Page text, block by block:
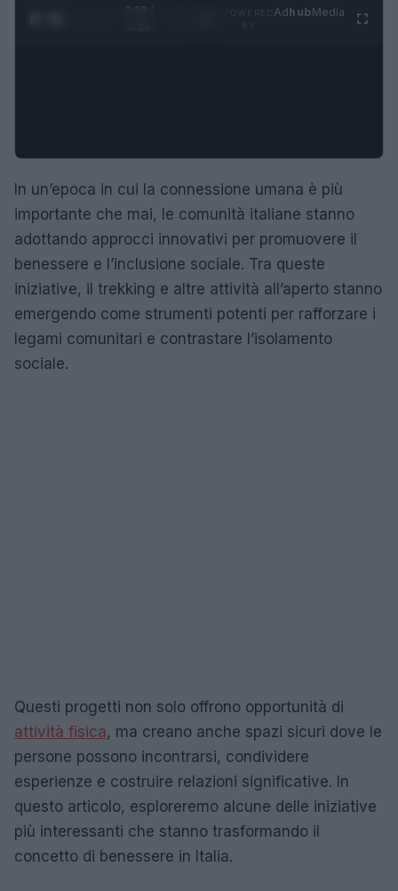
0:29 /
AdhubMedia
In un’epoca in cui la connessione umana è più
importante che mai, le comunità italiane stanno
adottando approcci innovativi per promuovere il
benessere e l’inclusione sociale. Tra queste
iniziative, il trekking e altre attività all’aperto stanno
emergendo come strumenti potenti per rafforzare i
legami comunitari e contrastare l’isolamento
sociale.
Questi progetti non solo offrono opportunità di
attività fisica, ma creano anche spazi sicuri dove le
persone possono incontrarsi, condividere
esperienze e costruire relazioni significative. In
questo articolo, esploreremo alcune delle iniziative
più interessanti che stanno trasformando il
concetto di benessere in Italia.